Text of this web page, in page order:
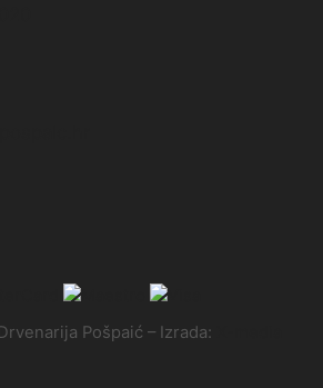
Pošpaić – Izrada: